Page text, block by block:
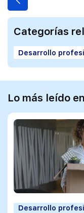
Categorías
Desarrollo
Lo más leído
Desarrollo